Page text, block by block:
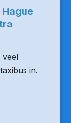
veel
in.